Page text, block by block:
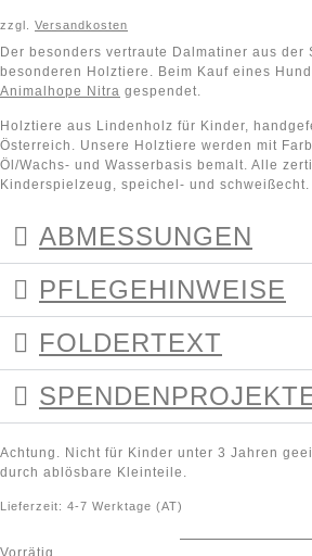
zzgl. Versandkosten
Der besonders vertraute Dalmatiner aus der
besonderen Holztiere. Beim Kauf eines
Animalhope Nitra gespendet.
Holztiere aus Lindenholz für Kinder,
Österreich. Unsere Holztiere werden mit
Öl/Wachs- und Wasserbasis bemalt. Alle
Kinderspielzeug, speichel- und schweißecht.
ABMESSUNGEN
PFLEGEHINWEISE
FOLDERTEXT
Achtung. Nicht für Kinder unter 3 Jahren
durch ablösbare Kleinteile.
Lieferzeit: 4-7 Werktage (AT)
Vorrätig